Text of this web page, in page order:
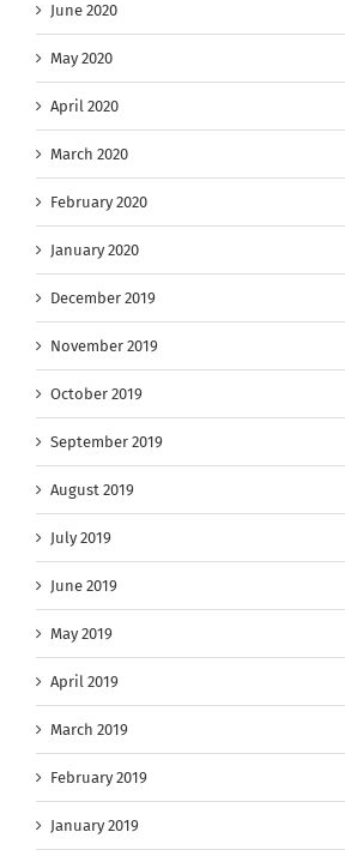
June 2020
May 2020
April 2020
March 2020
February 2020
January 2020
December 2019
November 2019
October 2019
September 2019
August 2019
July 2019
June 2019
May 2019
April 2019
March 2019
February 2019
January 2019